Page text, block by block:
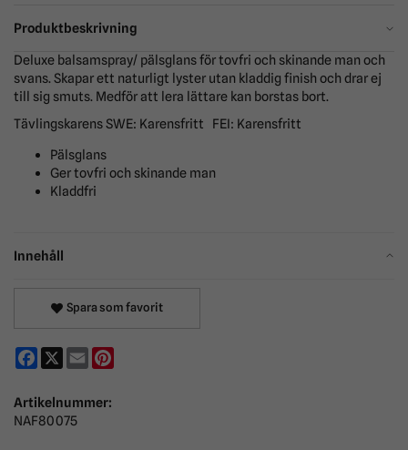
Produktbeskrivning
Innehåll
Deluxe balsamspray/ pälsglans för tovfri och skinande man och
svans. Skapar ett naturligt lyster utan kladdig finish och drar ej
till sig smuts. Medför att lera lättare kan borstas bort.
Tävlingskarens SWE: Karensfritt FEI: Karensfritt
Pälsglans
Ger tovfri och skinande man
Kladdfri
Spara som favorit
Facebook
X Email
Artikelnummer:
NAF80075